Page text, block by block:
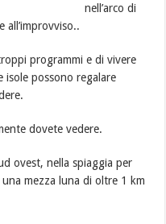
nell’arco di
all’improvviso..
programmi e di vivere
isole possono regalare
dovete vedere.
ovest, nella spiaggia per
una mezza luna di oltre 1 km